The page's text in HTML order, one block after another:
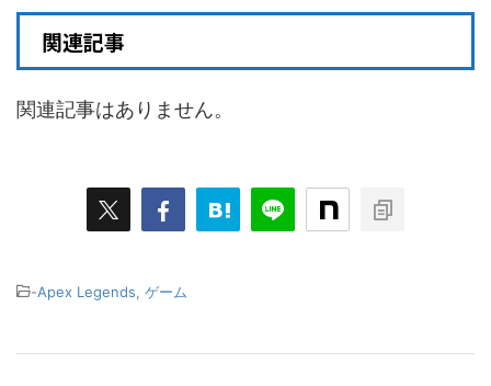
関連記事
関連記事はありません。
-Apex Legends, ゲーム